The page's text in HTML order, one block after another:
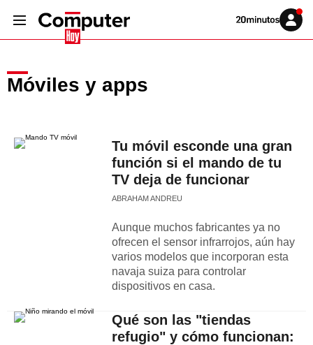
Volver
Iniciar
sesión
Móviles y apps
Tu móvil esconde una gran
función si el mando de tu
TV deja de funcionar
ABRAHAM ANDREU
Aunque muchos fabricantes ya no
ofrecen el sensor infrarrojos, aún hay
varios modelos que incorporan esta
navaja suiza para controlar
dispositivos en casa.
Qué son las "tiendas
refugio" y cómo funcionan: